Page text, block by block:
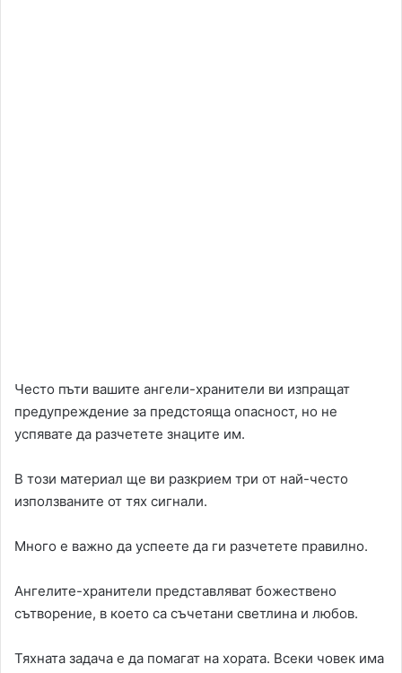
Често пъти вашите ангели-хранители ви изпращат
предупреждение за предстояща опасност, но не
успявате да разчетете знаците им.
В този материал ще ви разкрием три от най-често
използваните от тях сигнали.
Много е важно да успеете да ги разчетете правилно.
Ангелите-хранители представляват божествено
сътворение, в което са съчетани светлина и любов.
Тяхната задача е да помагат на хората. Всеки човек има